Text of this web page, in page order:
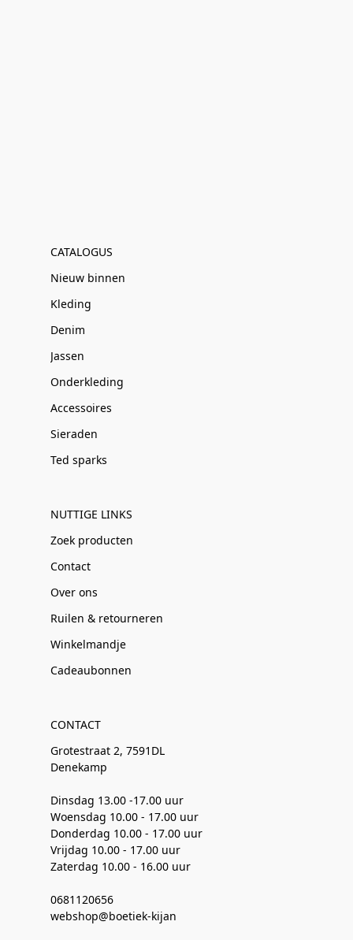
CATALOGUS
Nieuw binnen
Kleding
Denim
Jassen
Onderkleding
Accessoires
Sieraden
Ted sparks
NUTTIGE LINKS
Zoek producten
Contact
Over ons
Ruilen & retourneren
Winkelmandje
Cadeaubonnen
CONTACT
Grotestraat 2, 7591DL
Denekamp
Dinsdag 13.00 -17.00 uur
Woensdag 10.00 - 17.00 uur
Donderdag 10.00 - 17.00 uur
Vrijdag 10.00 - 17.00 uur
Zaterdag 10.00 - 16.00 uur
0681120656
webshop@boetiek-kijan